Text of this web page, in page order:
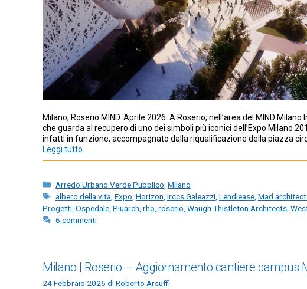
Milano, Roserio MIND. Aprile 2026. A Roserio, nell’area del MIND
che guarda al recupero di uno dei simboli più iconici dell’Expo Milano
infatti in funzione, accompagnato dalla riqualificazione della piazza
Leggi tutto
Categorie
Arredo Urbano Verde Pubblico Milano
Tag
albero della vita Expo Horizon Irccs Galeazzi, Lendlease, Mad
Progetti Ospedale Piuarch rho roserio Waugh Thistleton Architects
6 commenti
Milano | Roserio – Aggiornamento cantiere campus
24 Febbraio 2026 diRoberto Arsuffi